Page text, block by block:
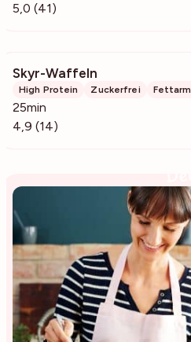
5,0 (41)
Skyr-Waffeln
High Protein Zuckerfrei Fettarm
25min
4,9 (14)